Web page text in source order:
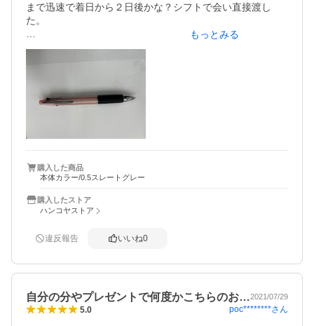
まで迅速で着日から２日後かな？シフトで会い直接渡し
た。
Kちゃん「すごーい！本当に良いんですか？」
K「そうですよね。テンション上がりすぎて変な事を言っち
ゃいました〜」
数十分後…
K「めっちゃ書き易いです。すごく気に入りました」
自「でしょ(自慢そうに)」
K「はい！本当にありがとうございます！」
なので、近頃はK以外では見てなかった故、新鮮。手先が器
くしたいと思っています。その1つにボールペン1本。安い
もっとみる
購入した商品
本体カラー/0.5スレートグレー
購入したストア
ハンコヤストア
違反報告 いいね0
自分の分やプレゼントで何度かこちらのお…2021/07/29
5.0 poc********さん